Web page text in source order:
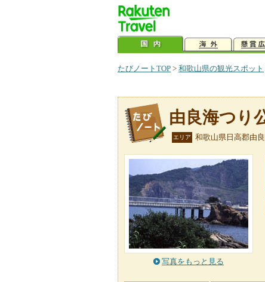
たびノートTOP > 和歌山県の観光スポット
由良海つり
エリア 和歌山県日高郡由
写真をもっと見る